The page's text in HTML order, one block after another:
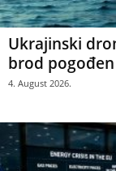
Ukrajinski
brod
4. August 2026.